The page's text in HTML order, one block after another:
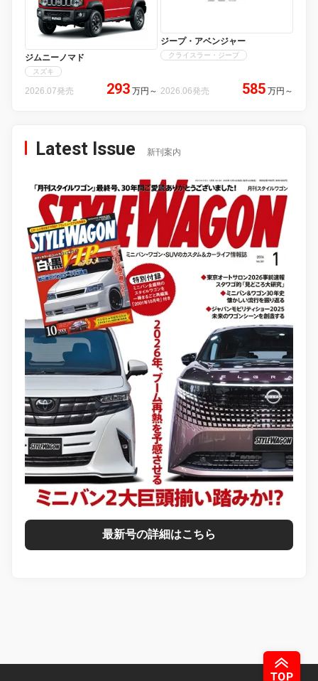
ジムニーノマド
スズキ
2026.07発売 293 万円 ～
ジープ・アベンジャー
クライスラー・ジープ
2026.06発売 585 万円 ～
Latest Issue 新刊案内
最新号の詳細はこちら